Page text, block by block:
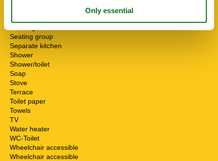
Pets allowed or on request
Seating group
Separate kitchen
Shower
Shower/toilet
Soap
Stove
Terrace
Toilet paper
Towels
TV
Water heater
WC-Toilet
Wheelchair accessible
Wheelchair accessible